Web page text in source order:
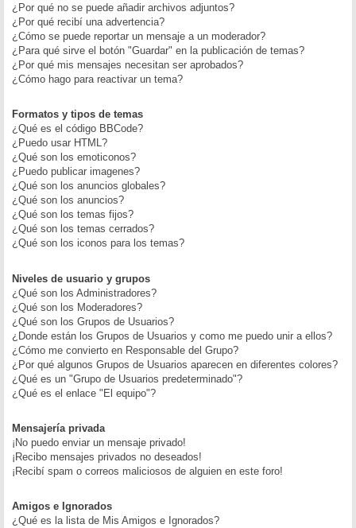
¿Por qué no se puede añadir archivos adjuntos?
¿Por qué recibí una advertencia?
¿Cómo se puede reportar un mensaje a un moderador?
¿Para qué sirve el botón "Guardar" en la publicación de temas?
¿Por qué mis mensajes necesitan ser aprobados?
¿Cómo hago para reactivar un tema?
Formatos y tipos de temas
¿Qué es el código BBCode?
¿Puedo usar HTML?
¿Qué son los emoticonos?
¿Puedo publicar imagenes?
¿Qué son los anuncios globales?
¿Qué son los anuncios?
¿Qué son los temas fijos?
¿Qué son los temas cerrados?
¿Qué son los iconos para los temas?
Niveles de usuario y grupos
¿Qué son los Administradores?
¿Qué son los Moderadores?
¿Qué son los Grupos de Usuarios?
¿Donde están los Grupos de Usuarios y como me puedo unir a ellos?
¿Cómo me convierto en Responsable del Grupo?
¿Por qué algunos Grupos de Usuarios aparecen en diferentes colores?
¿Qué es un "Grupo de Usuarios predeterminado"?
¿Qué es el enlace "El equipo"?
Mensajería privada
¡No puedo enviar un mensaje privado!
¡Recibo mensajes privados no deseados!
¡Recibí spam o correos maliciosos de alguien en este foro!
Amigos e Ignorados
¿Qué es la lista de Mis Amigos e Ignorados?